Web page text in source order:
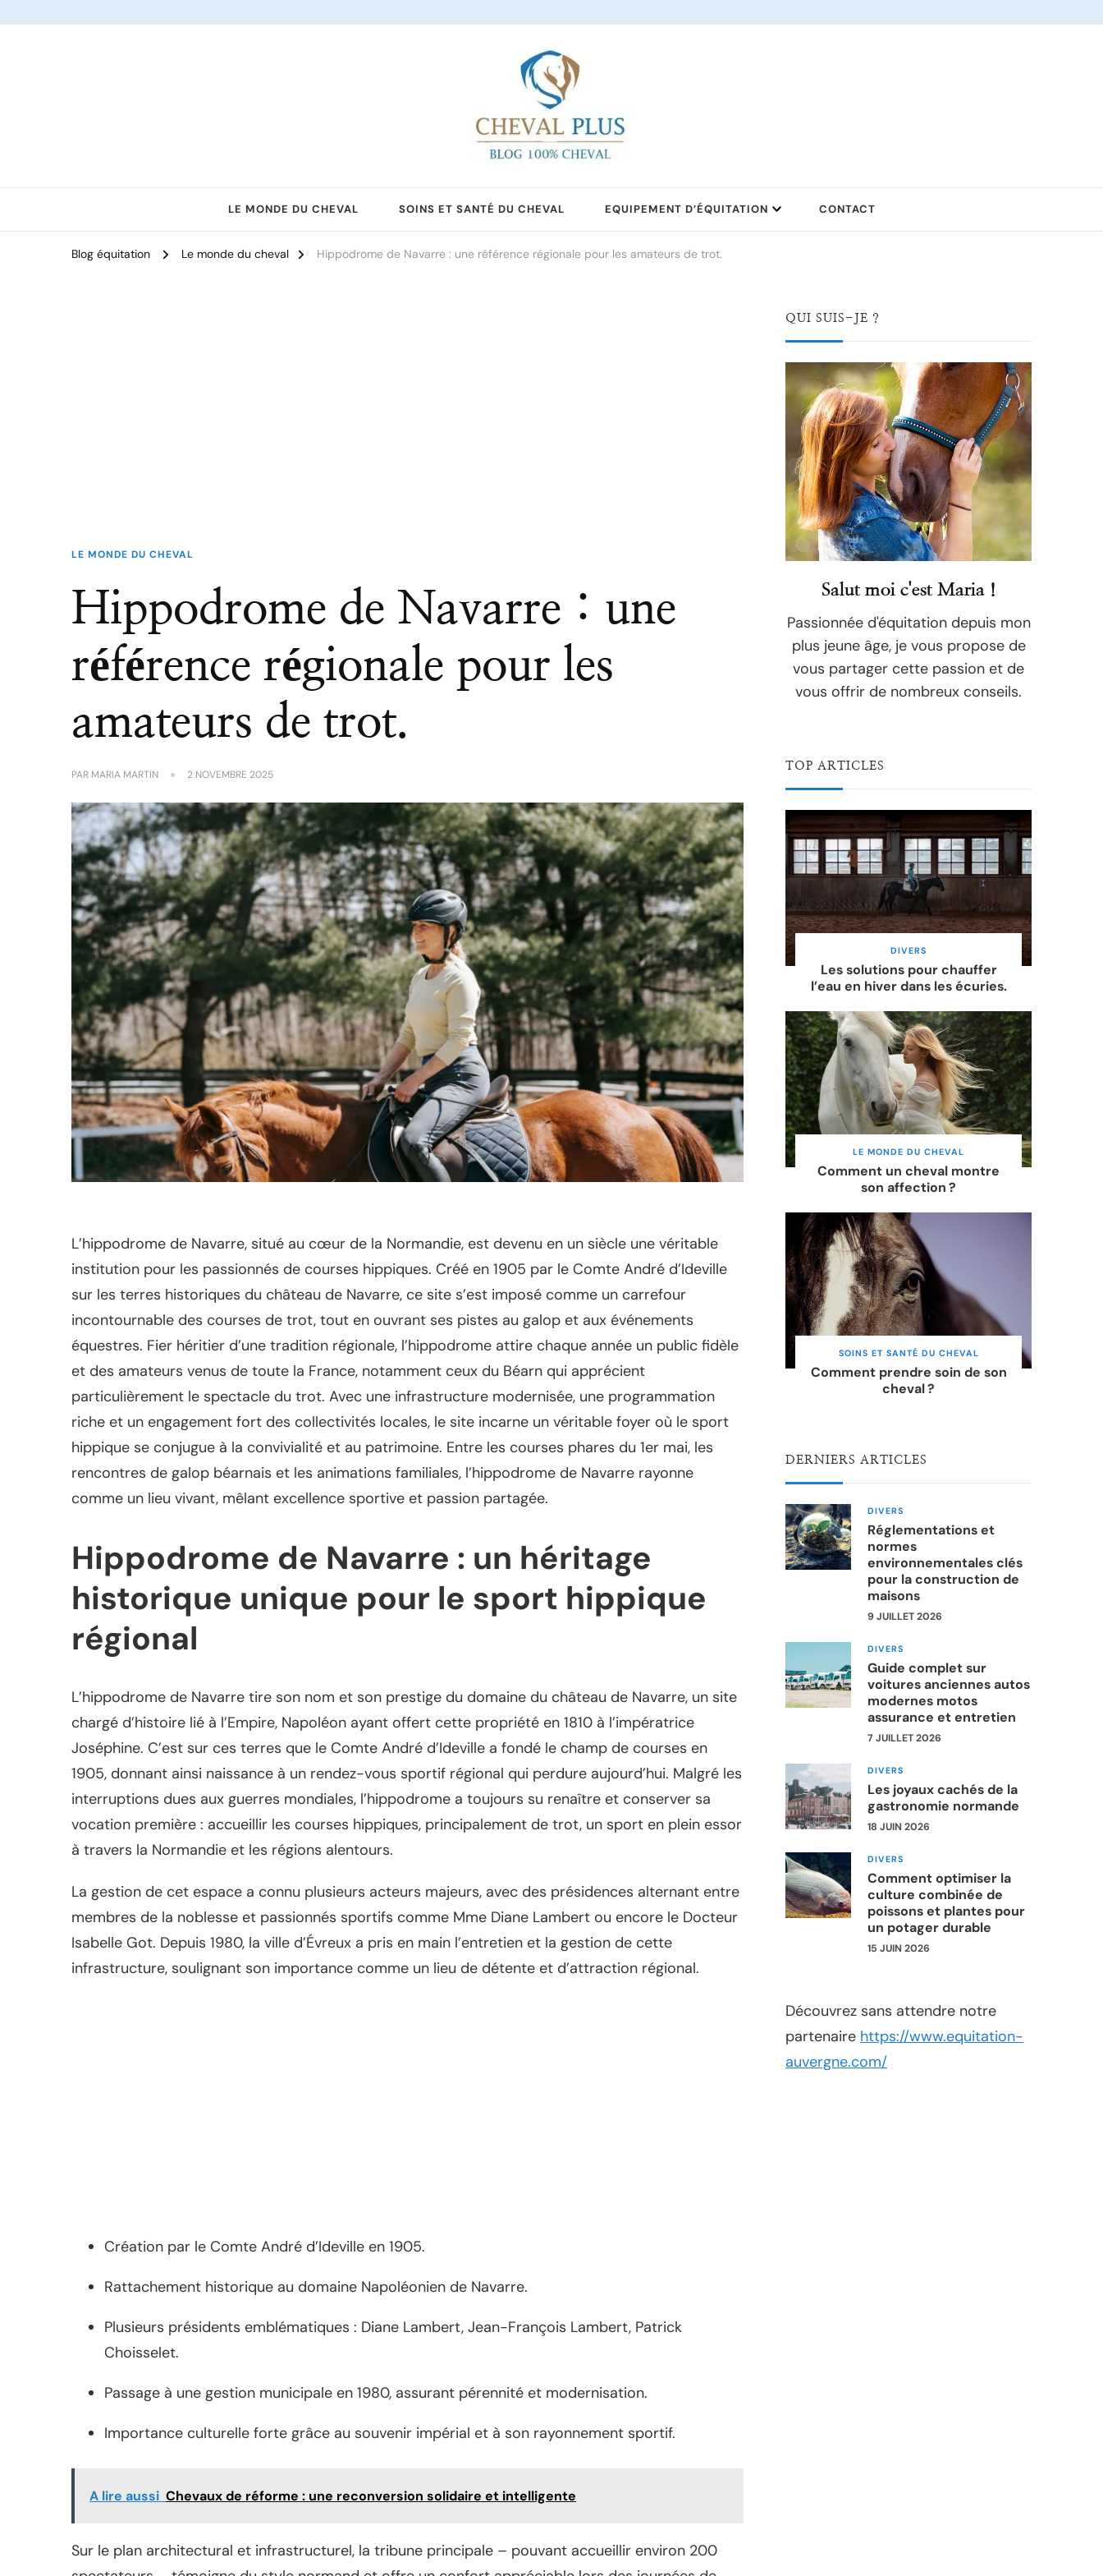
LE MONDE DU CHEVAL SOINS ET SANTÉ DU CHEVAL EQUIPEMENT D’ÉQUITATION CONTACT
Blog équitation Le monde du cheval Hippodrome de Navarre : une référence régionale pour les amateurs de trot.
LE MONDE DU CHEVAL
Hippodrome de Navarre : une
référence régionale pour les
amateurs de trot.
PAR MARIA MARTIN 2 NOVEMBRE 2025
L’hippodrome de Navarre, situé au cœur de la Normandie, est devenu en un siècle une véritable
institution pour les passionnés de courses hippiques. Créé en 1905 par le Comte André d’Ideville
sur les terres historiques du château de Navarre, ce site s’est imposé comme un carrefour
incontournable des courses de trot, tout en ouvrant ses pistes au galop et aux événements
équestres. Fier héritier d’une tradition régionale, l’hippodrome attire chaque année un public fidèle
et des amateurs venus de toute la France, notamment ceux du Béarn qui apprécient
particulièrement le spectacle du trot. Avec une infrastructure modernisée, une programmation
riche et un engagement fort des collectivités locales, le site incarne un véritable foyer où le sport
hippique se conjugue à la convivialité et au patrimoine. Entre les courses phares du 1er mai, les
rencontres de galop béarnais et les animations familiales, l’hippodrome de Navarre rayonne
comme un lieu vivant, mêlant excellence sportive et passion partagée.
Hippodrome de Navarre : un héritage
historique unique pour le sport hippique
régional
L’hippodrome de Navarre tire son nom et son prestige du domaine du château de Navarre, un site
chargé d’histoire lié à l’Empire, Napoléon ayant offert cette propriété en 1810 à l’impératrice
Joséphine. C’est sur ces terres que le Comte André d’Ideville a fondé le champ de courses en
1905, donnant ainsi naissance à un rendez-vous sportif régional qui perdure aujourd’hui. Malgré les
interruptions dues aux guerres mondiales, l’hippodrome a toujours su renaître et conserver sa
vocation première : accueillir les courses hippiques, principalement de trot, un sport en plein essor
à travers la Normandie et les régions alentours.
La gestion de cet espace a connu plusieurs acteurs majeurs, avec des présidences alternant entre
membres de la noblesse et passionnés sportifs comme Mme Diane Lambert ou encore le Docteur
Isabelle Got. Depuis 1980, la ville d’Évreux a pris en main l’entretien et la gestion de cette
infrastructure, soulignant son importance comme un lieu de détente et d’attraction régional.
Création par le Comte André d’Ideville en 1905.
Rattachement historique au domaine Napoléonien de Navarre.
Plusieurs présidents emblématiques : Diane Lambert, Jean-François Lambert, Patrick
Choisselet.
Passage à une gestion municipale en 1980, assurant pérennité et modernisation.
Importance culturelle forte grâce au souvenir impérial et à son rayonnement sportif.
A lire aussi Chevaux de réforme : une reconversion solidaire et intelligente
Sur le plan architectural et infrastructurel, la tribune principale – pouvant accueillir environ 200
QUI SUIS-JE ?
Salut moi c'est Maria !
Passionnée d'équitation depuis mon
plus jeune âge, je vous propose de
vous partager cette passion et de
vous offrir de nombreux conseils.
TOP ARTICLES
DIVERS
Les solutions pour chauffer
l’eau en hiver dans les écuries.
LE MONDE DU CHEVAL
Comment un cheval montre
son affection ?
SOINS ET SANTÉ DU CHEVAL
Comment prendre soin de son
cheval ?
DERNIERS ARTICLES
DIVERS
Réglementations et
normes
environnementales clés
pour la construction de
maisons
9 JUILLET 2026
DIVERS
Guide complet sur
voitures anciennes autos
modernes motos
assurance et entretien
7 JUILLET 2026
DIVERS
Les joyaux cachés de la
gastronomie normande
18 JUIN 2026
DIVERS
Comment optimiser la
culture combinée de
poissons et plantes pour
un potager durable
15 JUIN 2026
Découvrez sans attendre notre
partenaire https://www.equitation-
auvergne.com/